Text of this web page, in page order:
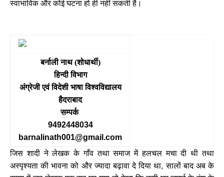
स्वाभाविक और कोई घटना हो ही नहीं सकती है।
बर्नाली नाथ (शोधार्थी)
हिन्दी विभाग
अंग्रेजी एवं विदेशी भाषा विश्वविद्यालय
हैदराबाद
सम्पर्क
9492448034
barnalinath001@gmail.com
जिस शादी ने लेखक के गाँव तथा समाज में हलचल मचा दी थी तथा
अस्पृश्यता की भावना को और ज्यादा बढ़ावा दे दिया था,सालों बाद अब के